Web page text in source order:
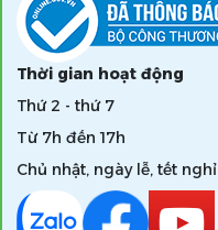
Thời gian hoạt động
Thứ 2 - thứ 7
Từ 7h đến 17h
Chủ nhật, ngày lễ, tết nghỉ